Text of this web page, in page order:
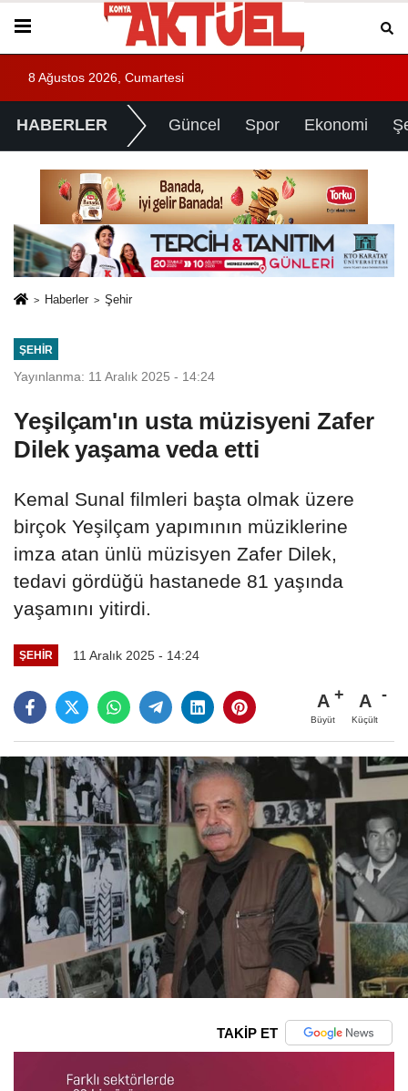
8 Ağustos 2026, Cumartesi
HABERLER Güncel Spor Ekonomi
Haberler Şehir
ŞEHIR
Yayınlanma: 11 Aralık 2025 - 14:24
Yeşilçam'ın usta müzisyeni Zafer
Dilek yaşama veda etti
Kemal Sunal filmleri başta olmak üzere
birçok Yeşilçam yapımının müziklerine
imza atan ünlü müzisyen Zafer Dilek,
tedavi gördüğü hastanede 81 yaşında
yaşamını yitirdi.
ŞEHIR 11 Aralık 2025 - 14:24
A
Büyüt
A
Küçült
TAKİP ET